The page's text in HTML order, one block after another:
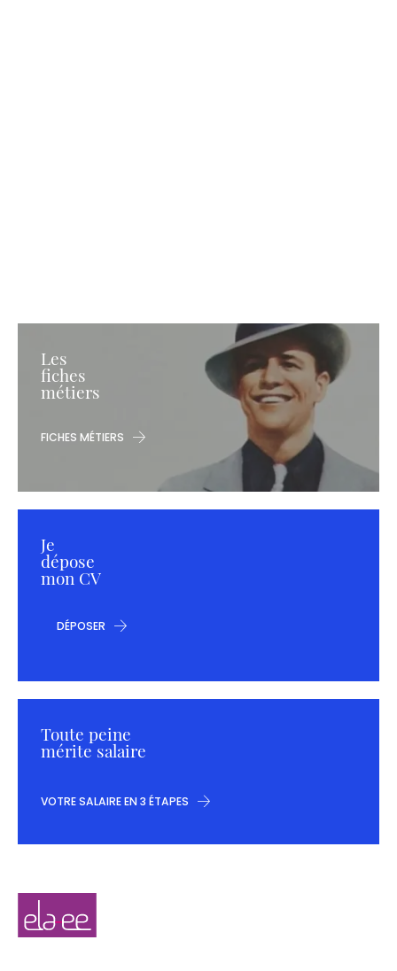
Les
fiches
métiers
FICHES MÉTIERS
Je
dépose
mon CV
DÉPOSER
Toute peine
mérite salaire
VOTRE SALAIRE EN 3 ÉTAPES
Navigation
secondaire
Elaee